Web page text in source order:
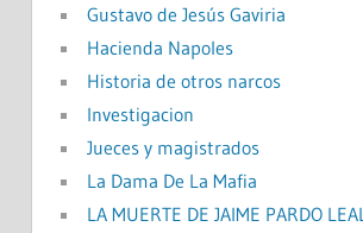
Gustavo de Jesús Gaviria
Hacienda Napoles
Historia de otros narcos
Investigacion
Jueces y magistrados
La Dama De La Mafia
LA MUERTE DE JAIME PARDO LEAL